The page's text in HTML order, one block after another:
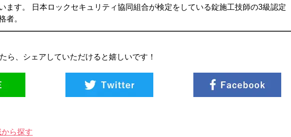
ます。 日本ロックセキュリティ協同組合が検定をしている錠施工技師の3級認定
者。
ら、シェアしていただけると嬉しいです！
ら探す